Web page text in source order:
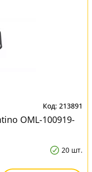
213891
OML-100919-
20 шт.